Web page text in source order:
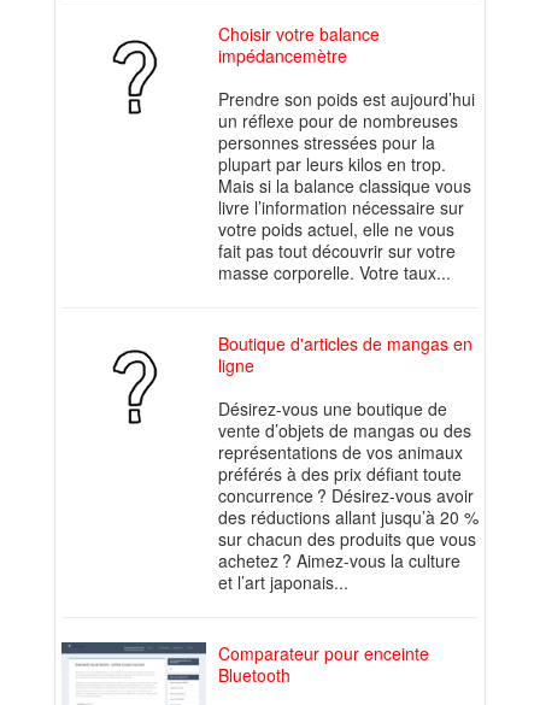
Choisir votre balance
impédancemètre
Prendre son poids est aujourd’hui
un réflexe pour de nombreuses
personnes stressées pour la
plupart par leurs kilos en trop.
Mais si la balance classique vous
livre l’information nécessaire sur
votre poids actuel, elle ne vous
fait pas tout découvrir sur votre
masse corporelle. Votre taux...
Boutique d'articles de mangas en
ligne
Désirez-vous une boutique de
vente d’objets de mangas ou des
représentations de vos animaux
préférés à des prix défiant toute
concurrence ? Désirez-vous avoir
des réductions allant jusqu’à 20 %
sur chacun des produits que vous
achetez ? Aimez-vous la culture
et l’art japonais...
Comparateur pour enceinte
Bluetooth